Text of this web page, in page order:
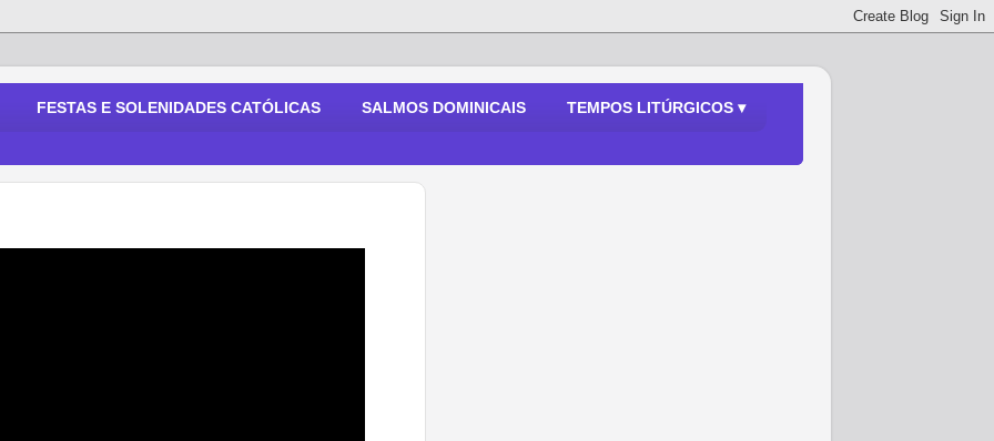
FESTAS E SOLENIDADES CATÓLICAS SALMOS DOMINICAIS TEMPOS LITÚRGICOS ▾